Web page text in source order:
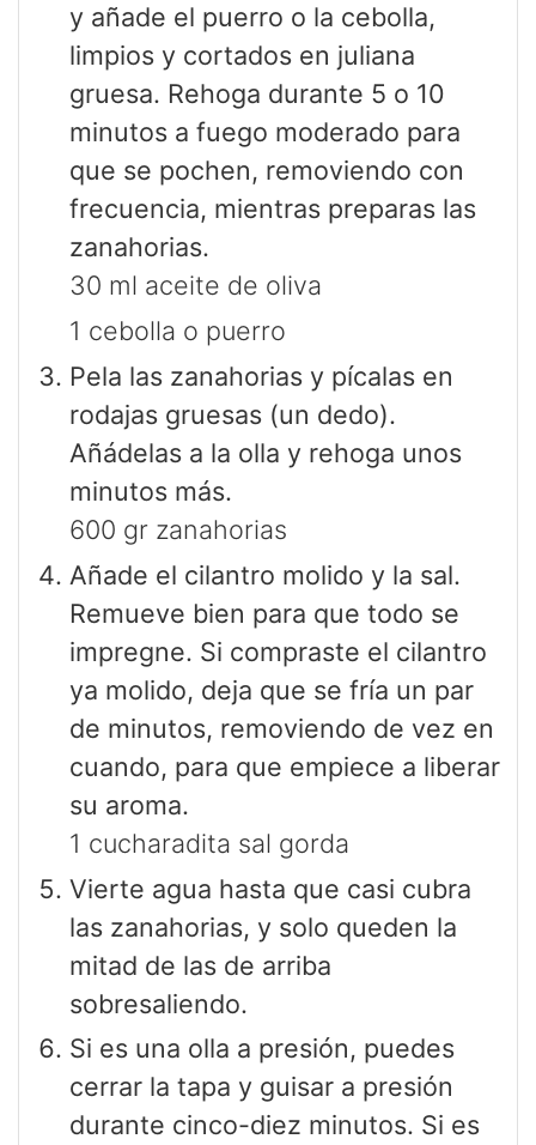
y añade el puerro o la cebolla,
limpios y cortados en juliana
gruesa. Rehoga durante 5 o 10
minutos a fuego moderado para
que se pochen, removiendo con
frecuencia, mientras preparas las
zanahorias.
30 ml aceite de oliva
1 cebolla o puerro
Pela las zanahorias y pícalas en
rodajas gruesas (un dedo).
Añádelas a la olla y rehoga unos
minutos más.
600 gr zanahorias
Añade el cilantro molido y la sal.
Remueve bien para que todo se
impregne. Si compraste el cilantro
ya molido, deja que se fría un par
de minutos, removiendo de vez en
cuando, para que empiece a liberar
su aroma.
1 cucharadita sal gorda
Vierte agua hasta que casi cubra
las zanahorias, y solo queden la
mitad de las de arriba
sobresaliendo.
Si es una olla a presión, puedes
cerrar la tapa y guisar a presión
durante cinco-diez minutos. Si es